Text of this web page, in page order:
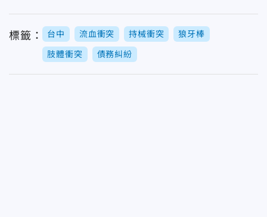
標籤： 台中 流血衝突 持械衝突 狼牙棒
肢體衝突 債務糾紛